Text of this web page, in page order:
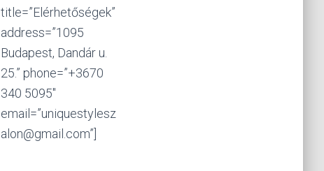
title=”Elérhetőségek”
address=”1095
Budapest, Dandár u.
25.” phone=”+3670
340 5095″
email=”uniquestylesz
alon@gmail.com”]